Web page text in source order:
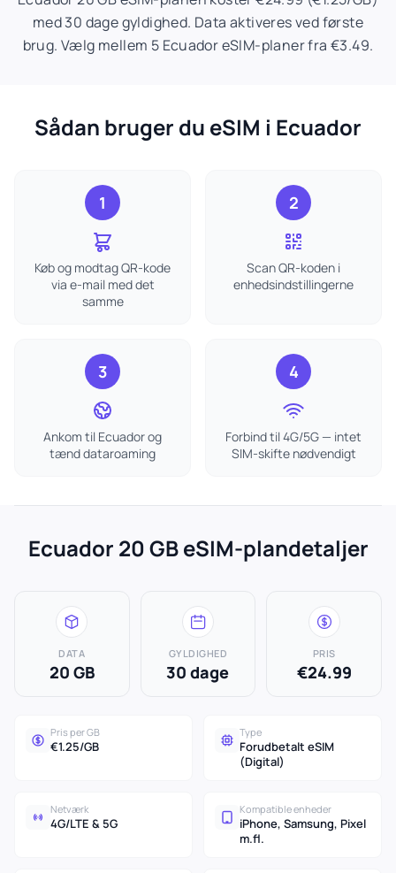
med 30 dage gyldighed. Data aktiveres ved første
brug. Vælg mellem 5 Ecuador eSIM-planer fra €3.49.
Sådan bruger du eSIM i Ecuador
1
Køb og modtag QR-kode
via e-mail med det
samme
2
Scan QR-koden i
enhedsindstillingerne
3
Ankom til Ecuador og
tænd dataroaming
4
Forbind til 4G/5G — intet
SIM-skifte nødvendigt
Ecuador 20 GB eSIM-plandetaljer
DATA
20 GB
GYLDIGHED
30 dage
PRIS
€24.99
Pris per GB
€1.25/GB
Type
Forudbetalt eSIM
(Digital)
Netværk
4G/LTE & 5G
Kompatible enheder
iPhone, Samsung, Pixel
m.fl.